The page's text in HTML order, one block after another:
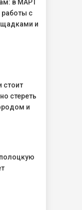
в МАРТ
с
и
стоит
стереть
и